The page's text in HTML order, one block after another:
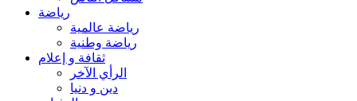
رياضة
رياضة عالمية
رياضة وطنية
ثقافة و إعلام
الرأي الآخر
دين و دنيا